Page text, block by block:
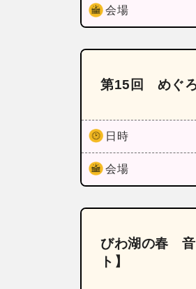
会場
第15回 めぐ
日時
会場
びわ湖の春 音
ト】